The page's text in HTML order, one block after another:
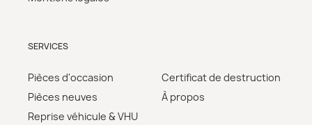
SERVICES
Pièces d'occasion
Pièces neuves
Reprise véhicule & VHU
Certificat de destruction
À propos